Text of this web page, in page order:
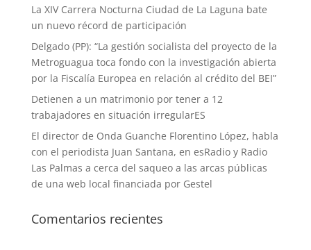
La XIV Carrera Nocturna Ciudad de La Laguna bate
un nuevo récord de participación
Delgado (PP): “La gestión socialista del proyecto de la
Metroguagua toca fondo con la investigación abierta
por la Fiscalía Europea en relación al crédito del BEI”
Detienen a un matrimonio por tener a 12
trabajadores en situación irregularES
El director de Onda Guanche Florentino López, habla
con el periodista Juan Santana, en esRadio y Radio
Las Palmas a cerca del saqueo a las arcas públicas
de una web local financiada por Gestel
Comentarios recientes